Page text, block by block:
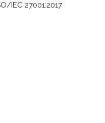
IEC 27001:2017